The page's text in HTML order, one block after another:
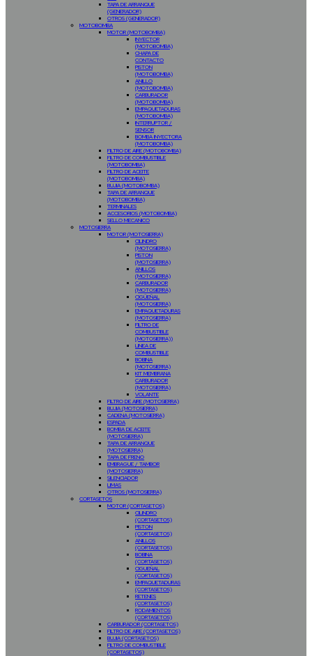
TAPA DE ARRANQUE
(GENERADOR)
OTROS (GENERADOR)
MOTOBOMBA
MOTOR (MOTOBOMBA)
INYECTOR
(MOTOBOMBA)
CHAPA DE
CONTACTO
PISTON
(MOTOBOMBA)
ANILLO
(MOTOBOMBA)
CARBURADOR
(MOTOBOMBA)
EMPAQUETADURAS
(MOTOBOMBA)
INTERRUPTOR /
SENSOR
BOMBA INYECTORA
(MOTOBOMBA)
FILTRO DE AIRE (MOTOBOMBA)
FILTRO DE COMBUSTIBLE
(MOTOBOMBA)
FILTRO DE ACEITE
(MOTOBOMBA)
BUJIA (MOTOBOMBA)
TAPA DE ARRANQUE
(MOTOBOMBA)
TERMINALES
ACCESORIOS (MOTOBOMBA)
SELLO MECANICO
MOTOSIERRA
MOTOR (MOTOSIERRA)
CILINDRO
(MOTOSIERRA)
PISTON
(MOTOSIERRA)
ANILLOS
(MOTOSIERRA)
CARBURADOR
(MOTOSIERRA)
CIGÜEÑAL
(MOTOSIERRA)
EMPAQUETADURAS
(MOTOSIERRA)
FILTRO DE
COMBUSTIBLE
(MOTOSIERRA))
LINEA DE
COMBUSTIBLE
BOBINA
(MOTOSIERRA)
KIT MEMBRANA
CARBURADOR
(MOTOSIERRA)
VOLANTE
FILTRO DE AIRE (MOTOSIERRA)
BUJIA (MOTOSIERRA)
CADENA (MOTOSIERRA)
ESPADA
BOMBA DE ACEITE
(MOTOSIERRA)
TAPA DE ARRANQUE
(MOTOSIERRA)
TAPA DE FRENO
EMBRAGUE / TAMBOR
(MOTOSIERRA)
SILENCIADOR
LIMAS
OTROS (MOTOSIERRA)
CORTASETOS
MOTOR (CORTASETOS)
CILINDRO
(CORTASETOS)
PISTON
(CORTASETOS)
ANILLOS
(CORTASETOS)
BOBINA
(CORTASETOS)
CIGUEÑAL
(CORTASETOS)
EMPAQUETADURAS
(CORTASETOS)
RETENES
(CORTASETOS)
RODAMIENTOS
(CORTASETOS)
CARBURADOR (CORTASETOS)
FILTRO DE AIRE (CORTASETOS)
BUJIA (CORTASETOS)
FILTRO DE COMBUSTIBLE
(CORTASETOS)